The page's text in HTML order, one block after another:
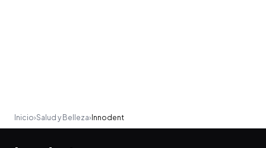
Inicio›Salud y Belleza› Innodent